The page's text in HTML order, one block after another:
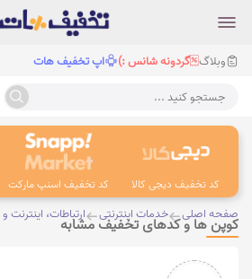
وبلاگ گردونه شانس :) اپ تخفیف هات
جستجو کنید ...
کد تخفیف دیجی کالا کد تخفیف اسنپ مارکت
صفحه اصلی خدمات اینترنتی ارتباطات، اینترنت
کوپن ها و کدهای تخفیف مشابه